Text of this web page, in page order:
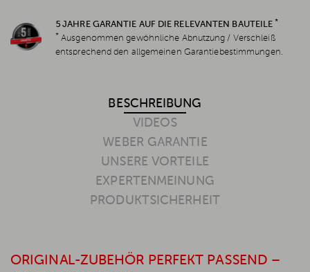
5 JAHRE GARANTIE AUF DIE RELEVANTEN BAUTEILE *
* Ausgenommen gewöhnliche Abnutzung / Verschleiß
entsprechend den allgemeinen Garantiebestimmungen.
BESCHREIBUNG
VIDEOS
WEBER GARANTIE
UNSERE VORTEILE
EXPERTENMEINUNG
PRODUKTSICHERHEIT
ORIGINAL-ZUBEHÖR PERFEKT PASSEND –